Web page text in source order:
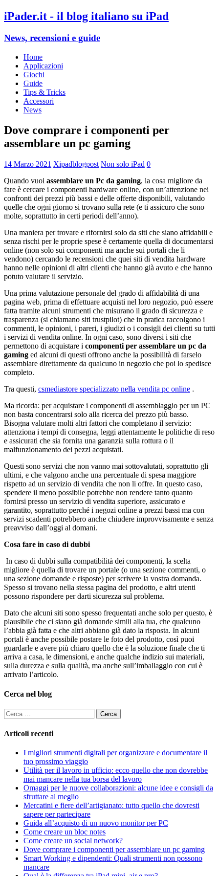
iPader.it - il blog italiano su iPad
News, recensioni e guide
Home
Applicazioni
Giochi
Guide
Tips & Tricks
Accessori
News
Dove comprare i componenti per
assemblare un pc gaming
14 Marzo 2021 Xipadblogpost Non solo iPad 0
Quando vuoi assemblare un Pc da gaming, la cosa migliore da
fare è cercare i componenti hardware online, con un’attenzione nei
confronti dei prezzi più bassi e delle offerte disponibili, valutando
quelle che ogni giorno si trovano sulla rete (e ti assicuro che sono
molte, soprattutto in certi periodi dell’anno).
Una maniera per trovare e rifornirsi solo da siti che siano affidabili e
senza rischi per le proprie spese è certamente quella di documentarsi
online (non solo sui componenti ma anche sui portali che li
vendono) cercando le recensioni che quei siti di vendita hardware
hanno nelle opinioni di altri clienti che hanno già avuto e che hanno
potuto valutare il servizio.
Una prima valutazione personale del grado di affidabilità di una
pagina web, prima di effettuare acquisti nel loro negozio, può essere
fatta tramite alcuni strumenti che misurano il grado di sicurezza e
trasparenza (si chiamano siti trustpilot) che in pratica raccolgono i
commenti, le opinioni, i pareri, i giudizi o i consigli dei clienti su tutti
i servizi di vendita online. In ogni caso, sono diversi i siti che
permettono di acquistare i componenti per assemblare un pc da
gaming ed alcuni di questi offrono anche la possibilità di farselo
assemblare direttamente da qualcuno in negozio che poi lo spedisce
completo.
Tra questi, csmediastore specializzato nella vendita pc online .
Ma ricorda: per acquistare i componenti di assemblaggio per un PC
non basta concentrarsi solo alla ricerca del prezzo più basso.
Bisogna valutare molti altri fattori che completano il servizio:
attenziona i tempi di consegna, leggi attentamente le politiche di reso
e assicurati che sia fornita una garanzia sulla rottura o il
malfunzionamento dei pezzi acquistati.
Questi sono servizi che non vanno mai sottovalutati, soprattutto gli
ultimi, e che valgono anche una percentuale di spesa maggiore
rispetto ad un servizio di vendita che non li offre. In questo caso,
spendere il meno possibile potrebbe non rendere tanto quanto
fornirsi presso un servizio di vendita superiore, assicurato e
garantito, soprattutto perché i negozi online a prezzi bassi ma con
servizi scadenti potrebbero anche chiudere improvvisamente e senza
preavviso dall’oggi al domani.
Cosa fare in caso di dubbi
In caso di dubbi sulla compatibilità dei componenti, la scelta
migliore è quella di trovare un portale (o una sezione commenti, o
una sezione domande e risposte) per scrivere la vostra domanda.
Spesso si trovano nella stessa pagina del prodotto, e altri utenti
possono rispondere per darti sicurezza sul problema.
Dato che alcuni siti sono spesso frequentati anche solo per questo, è
plausibile che ci siano già domande simili alla tua, che qualcuno
l’abbia già fatta e che altri abbiano già dato la risposta. In alcuni
portali è anche possibile postare le foto del prodotto, così puoi
guardarle e avere più chiaro quello che è la soluzione finale che ti
arriva a casa, le dimensioni, e anche qualche indizio sui materiali,
sulla durezza e sulla qualità, ma anche sull’imballaggio con cui è
arrivato l’articolo.
Cerca nel blog
Ricerca
per:
Articoli recenti
I migliori strumenti digitali per organizzare e documentare il
tuo prossimo viaggio
Utilità per il lavoro in ufficio: ecco quello che non dovrebbe
mai mancare nella tua borsa del lavoro
Omaggi per le nuove collaborazioni: alcune idee e consigli da
sfruttare al meglio
Mercatini e fiere dell’artigianato: tutto quello che dovresti
sapere per partecipare
Guida all’acquisto di un nuovo monitor per PC
Come creare un bloc notes
Come creare un social network?
Dove comprare i componenti per assemblare un pc gaming
Smart Working e dipendenti: Quali strumenti non possono
mancare